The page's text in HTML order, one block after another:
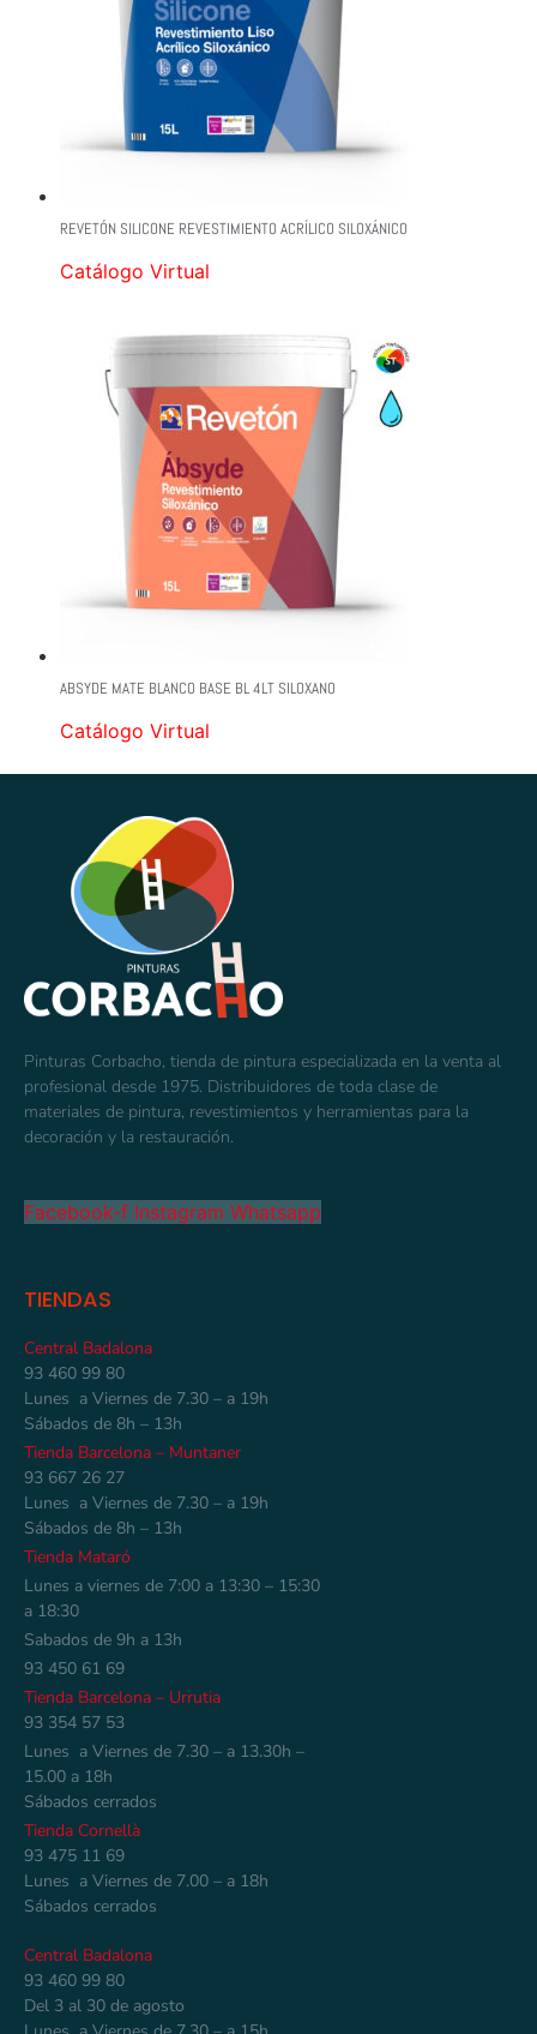
REVETÓN SILICONE REVESTIMIENTO ACRÍLICO SILOXÁNICO
Catálogo Virtual
ABSYDE MATE BLANCO BASE BL 4LT SILOXANO
Catálogo Virtual
Pinturas Corbacho, tienda de pintura especializada en la venta al
profesional desde 1975. Distribuidores de toda clase de
materiales de pintura, revestimientos y herramientas para la
decoración y la restauración.
Facebook-f Instagram Whatsapp
TIENDAS
Central Badalona
93 460 99 80
Lunes a Viernes de 7.30 – a 19h
Sábados de 8h – 13h
Tienda Barcelona – Muntaner
93 667 26 27
Lunes a Viernes de 7.30 – a 19h
Sábados de 8h – 13h
Tienda Mataró
Lunes a viernes de 7:00 a 13:30 – 15:30
a 18:30
Sabados de 9h a 13h
93 450 61 69
Tienda Barcelona – Urrutia
93 354 57 53
Lunes a Viernes de 7.30 – a 13.30h –
15.00 a 18h
Sábados cerrados
Tienda Cornellà
93 475 11 69
Lunes a Viernes de 7.00 – a 18h
Sábados cerrados
Central Badalona
93 460 99 80
Del 3 al 30 de agosto